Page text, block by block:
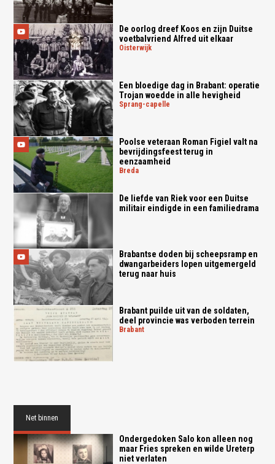
De oorlog dreef Koos en zijn Duitse
voetbalvriend Alfred uit elkaar
oisterwijk
Een bloedige dag in Brabant: operatie
Trojan woedde in alle hevigheid
sprang-capelle
Poolse veteraan Roman Figiel valt na
bevrijdingsfeest terug in
eenzaamheid
breda
De liefde van Riek voor een Duitse
militair eindigde in een familiedrama
Brabantse doden bij scheepsramp en
dwangarbeiders lopen uitgemergeld
terug naar huis
Brabant puilde uit van de soldaten,
deel provincie was verboden terrein
brabant
Net binnen
Ondergedoken Salo kon alleen nog
maar Fries spreken en wilde Ureterp
niet verlaten